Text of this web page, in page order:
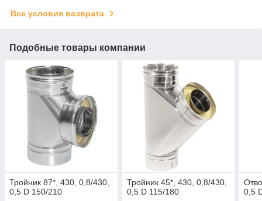
Все условия возврата
Подобные товары компании
Тройник 87*, 430, 0,8/430,
0,5 D 150/210
Тройник 45*, 430, 0,8/430,
0,5 D 115/180
0,5